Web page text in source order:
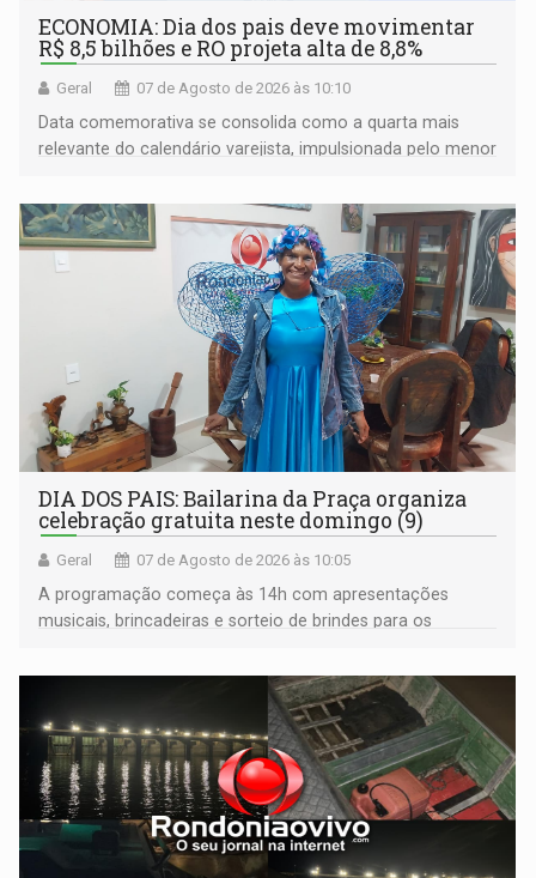
ECONOMIA: Dia dos pais deve movimentar
R$ 8,5 bilhões e RO projeta alta de 8,8%
Geral 07 de Agosto de 2026 às 10:10
Data comemorativa se consolida como a quarta mais
relevante do calendário varejista, impulsionada pelo menor
média do trabalhador
DIA DOS PAIS: Bailarina da Praça organiza
celebração gratuita neste domingo (9)
Geral 07 de Agosto de 2026 às 10:05
A programação começa às 14h com apresentações
musicais, brincadeiras e sorteio de brindes para os
bolo e canto de parabéns dedicado aos pais